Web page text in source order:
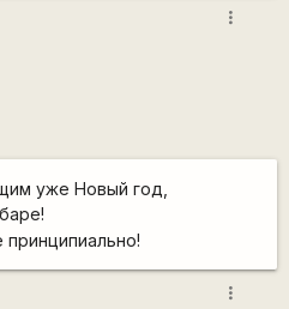
more_vert
уже Новый год,
more_vert